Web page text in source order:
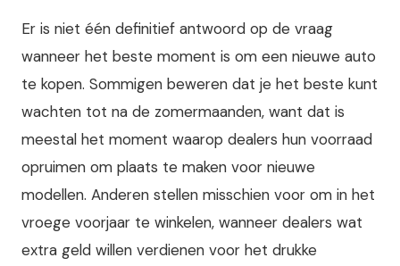
Er is niet één definitief antwoord op de vraag
wanneer het beste moment is om een nieuwe auto
te kopen. Sommigen beweren dat je het beste kunt
wachten tot na de zomermaanden, want dat is
meestal het moment waarop dealers hun voorraad
opruimen om plaats te maken voor nieuwe
modellen. Anderen stellen misschien voor om in het
vroege voorjaar te winkelen, wanneer dealers wat
extra geld willen verdienen voor het drukke